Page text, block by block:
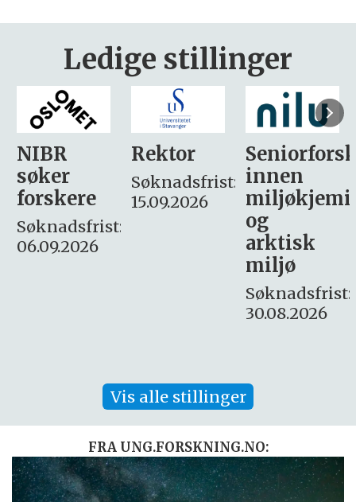
Ledige stillinger
Rektor
Søknadsfrist:
15.09.2026
Seniorforsker
innen
miljøkjemi
søker
– fast
Søknadsfrist:
16. august.
Vis alle stillinger
FRA UNG.FORSKNING.NO: